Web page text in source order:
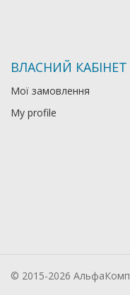
ВЛАСНИЙ КАБІНЕТ
Мої замовлення
My profile
© 2015-2026 АльфаКомп